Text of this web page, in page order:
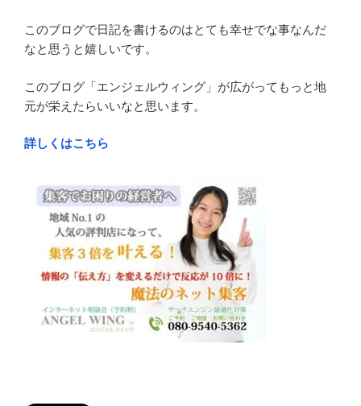
このブログで日記を書けるのはとても幸せでな事なんだ
なと思うと嬉しいです。
このブログ「エンジェルウィング」が広がってもっと地
元が栄えたらいいなと思います。
詳しくはこちら